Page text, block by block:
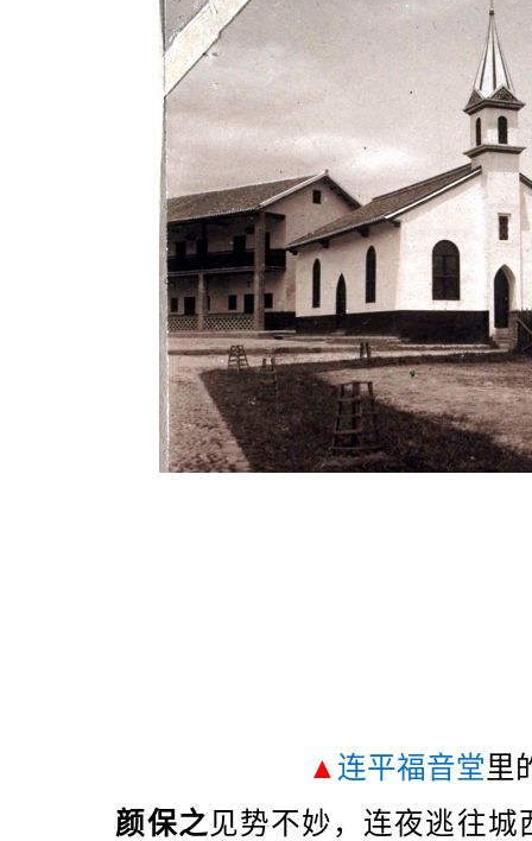
▲ 连平福音堂里
颜保之见势不妙，连夜逃往